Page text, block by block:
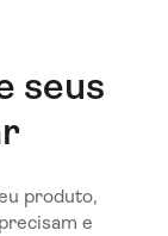
seus
produto,
e